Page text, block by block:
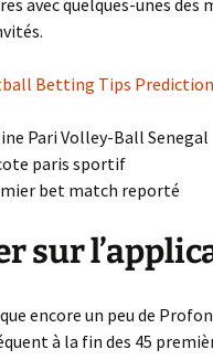
avec quelques-unes
Betting Tips
Pari Volley-Ball Senegal
paris sportif
bet match reporté
sur
encore un peu de
à la fin des 45